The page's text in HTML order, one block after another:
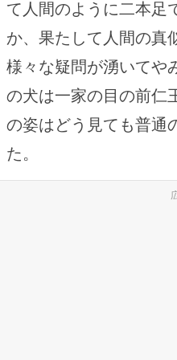
て人間のように二本足
か、果たして人間の真
様々な疑問が湧いてや
の犬は一家の目の前仁
の姿はどう見ても普通
た。